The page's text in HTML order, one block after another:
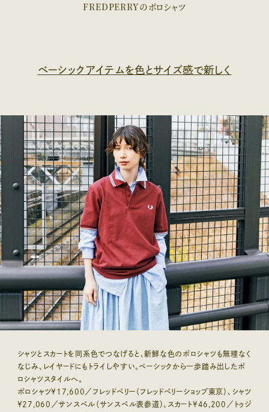
FREDPERRYのポロシャツ
ベーシックアイテムを色とサイズ感で新しく
シャツとスカートを同系色でつなげると、新鮮な色のポロシャツも無理なく
なじみ、レイヤードにもトライしやすい。ベーシックから一歩踏み出したポ
ロシャツスタイルへ。
ポロシャツ¥17,600／フレッドペリー（フレッドペリーショップ東京）、シャツ
¥27,060／サンスペル（サンスペル表参道）、スカート¥46,200／トゥジ